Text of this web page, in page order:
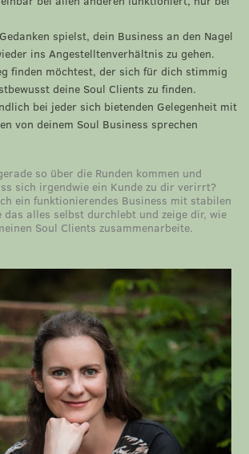
spielst, dein Business an den Nagel
ins Angestelltenverhältnis zu gehen.
finden möchtest, der sich für dich stimmig
deine Soul Clients zu finden.
bei jeder sich bietenden Gelegenheit mit
von deinem Soul Business sprechen
so über die Runden kommen und
sich irgendwie ein Kunde zu dir verirrt?
ein funktionierendes Business mit stabilen
das alles selbst durchlebt und zeige dir, wie
Soul Clients zusammenarbeite.